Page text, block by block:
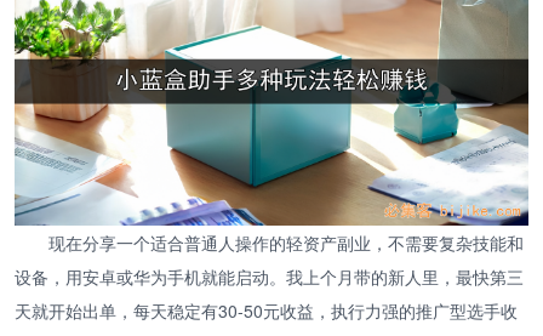
现在分享一个适合普通人操作的轻资产副业，不需要复杂技能和
设备，用安卓或华为手机就能启动。我上个月带的新人里，最快第三
天就开始出单，每天稳定有30-50元收益，执行力强的推广型选手收